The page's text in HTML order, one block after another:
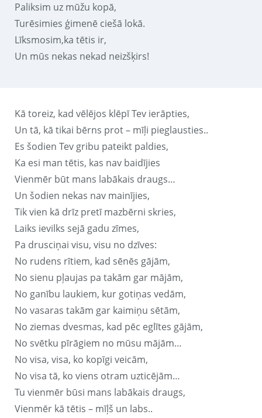
Paliksim uz mūžu kopā,
Turēsimies ģimenē ciešā lokā.
Līksmosim,ka tētis ir,
Un mūs nekas nekad neizšķirs!
Kā toreiz, kad vēlējos klēpī Tev ierāpties,
Un tā, kā tikai bērns prot – mīļi pieglausties..
Es šodien Tev gribu pateikt paldies,
Ka esi man tētis, kas nav baidījies
Vienmēr būt mans labākais draugs…
Un šodien nekas nav mainījies,
Tik vien kā drīz pretī mazbērni skries,
Laiks ievilks sejā gadu zīmes,
Pa drusciņai visu, visu no dzīves:
No rudens rītiem, kad sēnēs gājām,
No sienu pļaujas pa takām gar mājām,
No ganību laukiem, kur gotiņas vedām,
No vasaras takām gar kaimiņu sētām,
No ziemas dvesmas, kad pēc eglītes gājām,
No svētku pīrāgiem no mūsu mājām…
No visa, visa, ko kopīgi veicām,
No visa tā, ko viens otram uzticējām…
Tu vienmēr būsi mans labākais draugs,
Vienmēr kā tētis – mīļš un labs..